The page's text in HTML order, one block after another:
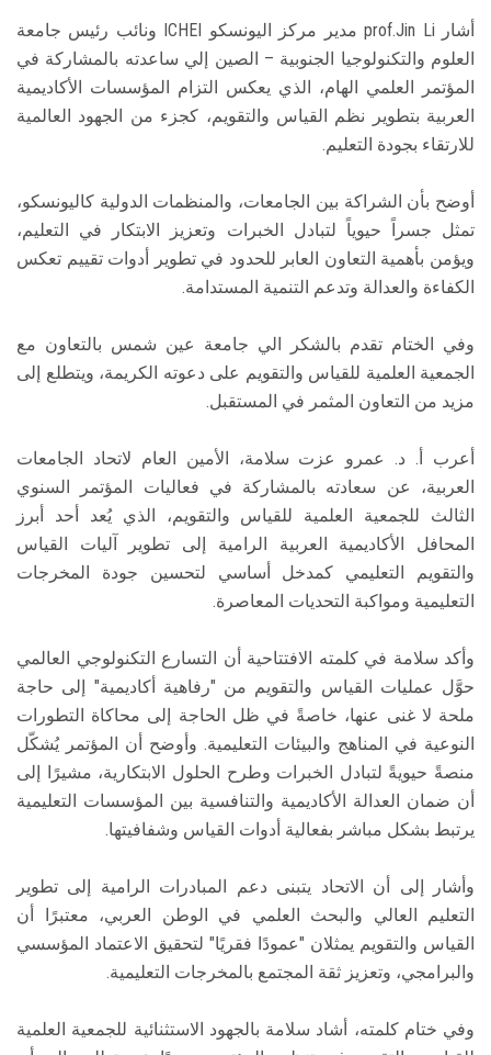
أشار prof.Jin Li مدير مركز اليونسكو ICHEI ونائب رئيس جامعة
العلوم والتكنولوجيا الجنوبية – الصين إلي ساعدته بالمشاركة في
المؤتمر العلمي الهام، الذي يعكس التزام المؤسسات الأكاديمية
العربية بتطوير نظم القياس والتقويم، كجزء من الجهود العالمية
للارتقاء بجودة التعليم.
أوضح بأن الشراكة بين الجامعات، والمنظمات الدولية كاليونسكو،
تمثل جسراً حيوياً لتبادل الخبرات وتعزيز الابتكار في التعليم،
ويؤمن بأهمية التعاون العابر للحدود في تطوير أدوات تقييم تعكس
الكفاءة والعدالة وتدعم التنمية المستدامة.
وفي الختام تقدم بالشكر الي جامعة عين شمس بالتعاون مع
الجمعية العلمية للقياس والتقويم على دعوته الكريمة، ويتطلع إلى
مزيد من التعاون المثمر في المستقبل.
أعرب أ. د. عمرو عزت سلامة، الأمين العام لاتحاد الجامعات
العربية، عن سعادته بالمشاركة في فعاليات المؤتمر السنوي
الثالث للجمعية العلمية للقياس والتقويم، الذي يُعد أحد أبرز
المحافل الأكاديمية العربية الرامية إلى تطوير آليات القياس
والتقويم التعليمي كمدخل أساسي لتحسين جودة المخرجات
التعليمية ومواكبة التحديات المعاصرة.
وأكد سلامة في كلمته الافتتاحية أن التسارع التكنولوجي العالمي
حوَّل عمليات القياس والتقويم من "رفاهية أكاديمية" إلى حاجة
ملحة لا غنى عنها، خاصةً في ظل الحاجة إلى محاكاة التطورات
النوعية في المناهج والبيئات التعليمية. وأوضح أن المؤتمر يُشكّل
منصةً حيويةً لتبادل الخبرات وطرح الحلول الابتكارية، مشيرًا إلى
أن ضمان العدالة الأكاديمية والتنافسية بين المؤسسات التعليمية
يرتبط بشكل مباشر بفعالية أدوات القياس وشفافيتها.
وأشار إلى أن الاتحاد يتبنى دعم المبادرات الرامية إلى تطوير
التعليم العالي والبحث العلمي في الوطن العربي، معتبرًا أن
القياس والتقويم يمثلان "عمودًا فقريًا" لتحقيق الاعتماد المؤسسي
والبرامجي، وتعزيز ثقة المجتمع بالمخرجات التعليمية.
وفي ختام كلمته، أشاد سلامة بالجهود الاستثنائية للجمعية العلمية